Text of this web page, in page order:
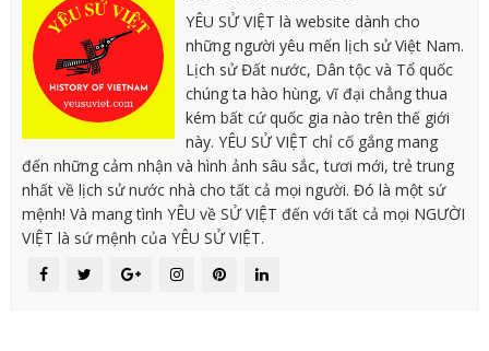
YÊU SỬ VIỆT là website dành cho
những người yêu mến lịch sử Việt Nam.
Lịch sử Đất nước, Dân tộc và Tổ quốc
chúng ta hào hùng, vĩ đại chẳng thua
kém bất cứ quốc gia nào trên thế giới
này. YÊU SỬ VIỆT chỉ cố gắng mang
đến những cảm nhận và hình ảnh sâu sắc, tươi mới, trẻ trung
nhất về lịch sử nước nhà cho tất cả mọi người. Đó là một sứ
mệnh! Và mang tình YÊU về SỬ VIỆT đến với tất cả mọi NGƯỜI
VIỆT là sứ mệnh của YÊU SỬ VIỆT.